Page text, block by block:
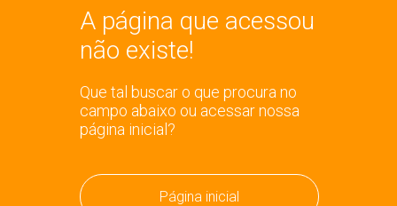
A página que acessou
não existe!
Que tal buscar o que procura no
campo abaixo ou acessar nossa
página inicial?
Página inicial